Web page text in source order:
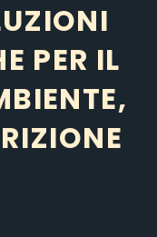
PER IL